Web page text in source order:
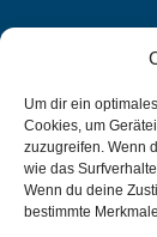
Um dir ein
Cookies, um
zuzugreifen. Wenn
wie das
Wenn du deine
bestimmte
06251-840
Spielplan
PDF